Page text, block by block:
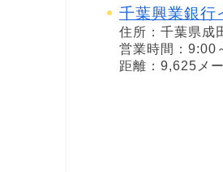
千葉興業銀行
住所：千葉県成
営業時間：9:00
距離：9,625メ